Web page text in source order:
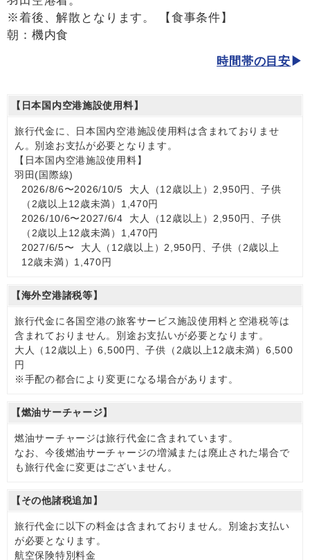
※着後、解散となります。 【食事条件】
朝：機内食
時間帯の目安
【日本国内空港施設使用料】
旅行代金に、日本国内空港施設使用料は含まれておりませ
ん。別途お支払が必要となります。
【日本国内空港施設使用料】
羽田(国際線)
2026/8/6〜2026/10/5 大人（12歳以上）2,950円、子供
（2歳以上12歳未満）1,470円
2026/10/6〜2027/6/4 大人（12歳以上）2,950円、子供
（2歳以上12歳未満）1,470円
2027/6/5〜 大人（12歳以上）2,950円、子供（2歳以上
12歳未満）1,470円
【海外空港諸税等】
旅行代金に各国空港の旅客サービス施設使用料と空港税等は
含まれておりません。別途お支払いが必要となります。
大人（12歳以上）6,500円、子供（2歳以上12歳未満）6,500
円
※手配の都合により変更になる場合があります。
【燃油サーチャージ】
燃油サーチャージは旅行代金に含まれています。
なお、今後燃油サーチャージの増減または廃止された場合で
も旅行代金に変更はございません。
【その他諸税追加】
旅行代金に以下の料金は含まれておりません。別途お支払い
が必要となります。
航空保険特別料金